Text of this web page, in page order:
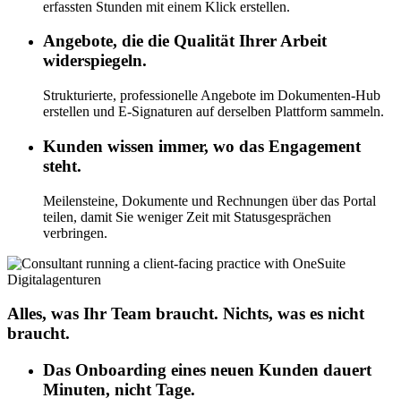
erfassten Stunden mit einem Klick erstellen.
Angebote, die die Qualität Ihrer Arbeit
widerspiegeln.
Strukturierte, professionelle Angebote im Dokumenten-Hub
erstellen und E-Signaturen auf derselben Plattform sammeln.
Kunden wissen immer, wo das Engagement
steht.
Meilensteine, Dokumente und Rechnungen über das Portal
teilen, damit Sie weniger Zeit mit Statusgesprächen
verbringen.
Digitalagenturen
Alles, was Ihr Team braucht. Nichts, was es nicht
braucht.
Das Onboarding eines neuen Kunden dauert
Minuten, nicht Tage.